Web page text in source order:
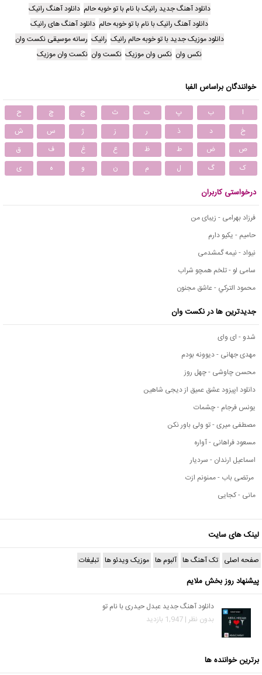
دانلود آهنگ جدید رانیک با نام با تو خوبه حالم دانلود آهنگ رانیک
دانلود آهنگ رانیک با نام با تو خوبه حالم دانلود آهنگ های رانیک
دانلود موزیک جدید با تو خوبه حالم رانیک رانیک رسانه موسیقی نکست وان
نکس وان نکس وان موزیک نکست وان نکست وان موزیک
خوانندگان براساس الفبا
ا ب پ ت ث ج چ
ح
خ
د ذ ر ز ژ س
ش
ص
ض ط ظ ع غ ف
ق
ک
گ ل م ن و ه ی
درخواستی کاربران
فرزاد بهرامی - زیبای من
حامیم - یکیو دارم
نیواد - نیمه گمشدمی
سامی لو - تلخم همچو شراب
محمود التركي - عاشق مجنون
جدیدترین ها در نکست وان
شدو - ای وای
مهدی جهانی - دیوونه بودم
محسن چاوشی - چهل روز
دانلود اپیزود عشق عمیق از دیجی شاهین
یونس فرجام - چشمات
مصطفی میری - تو ولی باور نکن
مسعود فراهانی - آواره
اسماعیل ارندان - سردیار
مرتضی باب - ممنونم ازت
مانی - کجایی
لینک های سایت
صفحه اصلی تک آهنگ ها آلبوم ها موزیک ویدئو ها تبلیغات
پیشنهاد روز بخش ملایم
دانلود آهنگ جدید عبدل حیدری با نام تو
بدون نظر | 1,947 بازدید
برترین خواننده ها